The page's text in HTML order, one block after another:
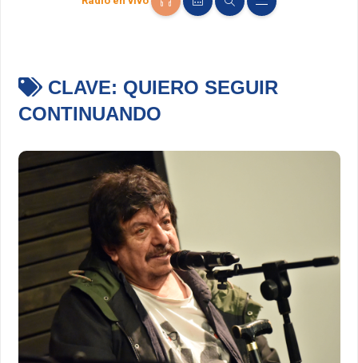
CLAVE: QUIERO SEGUIR
CONTINUANDO